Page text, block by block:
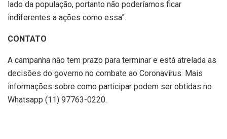
lado da população, portanto não poderíamos ficar
indiferentes a ações como essa”.
CONTATO
A campanha não tem prazo para terminar e está atrelada as
decisões do governo no combate ao Coronavírus. Mais
informações sobre como participar podem ser obtidas no
Whatsapp (11) 97763-0220.